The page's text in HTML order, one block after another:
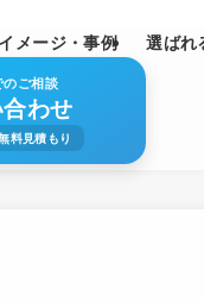
メージ・事例 選ばれ
のご相談
わせ
料見積もり